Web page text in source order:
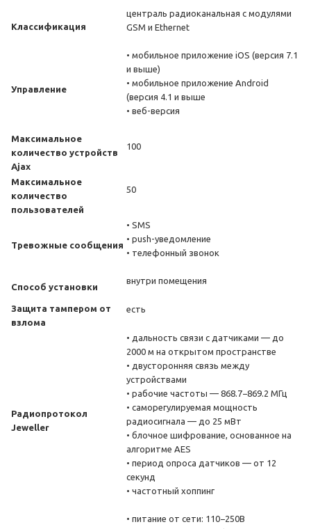
Классификация
централь радиоканальная с модулями
GSM и Ethernet
Управление
• мобильное приложение iOS (версия 7.1
и выше)
• мобильное приложение Android
(версия 4.1 и выше
• веб-версия
Максимальное
количество устройств
Ajax
100
Максимальное
количество
пользователей
50
Тревожные сообщения
• SMS
• push-уведомление
• телефонный звонок
Способ установки
внутри помещения
Защита тампером от
взлома
есть
Радиопротокол
Jeweller
• дальность связи с датчиками — до
2000 м на открытом пространстве
• двусторонняя связь между
устройствами
• рабочие частоты — 868.7−869.2 МГц
• саморегулируемая мощность
радиосигнала — до 25 мВт
• блочное шифрование, основанное на
алгоритме AES
• период опроса датчиков — от 12
секунд
• частотный хоппинг
• питание от сети: 110−250В